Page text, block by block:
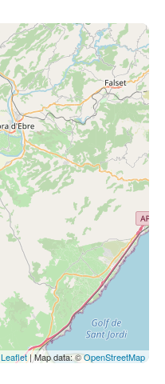
Leaflet| Map data: ©OpenStreetMap